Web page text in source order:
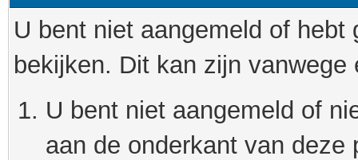
U bent niet aangemeld of
bekijken. Dit kan zijn
U bent niet aangemeld of
aan de onderkant van